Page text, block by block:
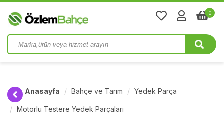
0
Anasayfa Bahçe ve Tarım Yedek Parça
Motorlu Testere Yedek Parçaları